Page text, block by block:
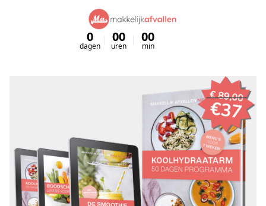
0
dagen
00
uren
00
min